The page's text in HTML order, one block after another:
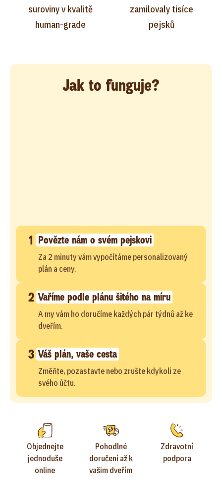
suroviny v kvalitě
human-grade
zamilovaly tisíce
pejsků
Jak to funguje?
1 Povězte nám o svém pejskovi
Za 2 minuty vám vypočítáme personalizovaný
plán a ceny.
2 Vaříme podle plánu šitého na míru
A my vám ho doručíme každých pár týdnů až ke
dveřím.
3 Váš plán, vaše cesta
Změňte, pozastavte nebo zrušte kdykoli ze
svého účtu.
Objednejte
jednoduše
online
Pohodlné
doručení až k
vašim dveřím
Zdravotní
podpora